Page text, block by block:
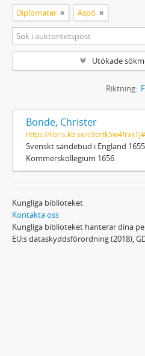
Diplomater Aspö
Utökade
Riktning:
Bonde, Christer
https://libris.kb.se/
Svenskt sändebud i England
Kommerskollegium 1656
Kungliga biblioteket
Kontakta oss
Kungliga biblioteket hanterar dina
EU:s dataskyddsförordning (2018),